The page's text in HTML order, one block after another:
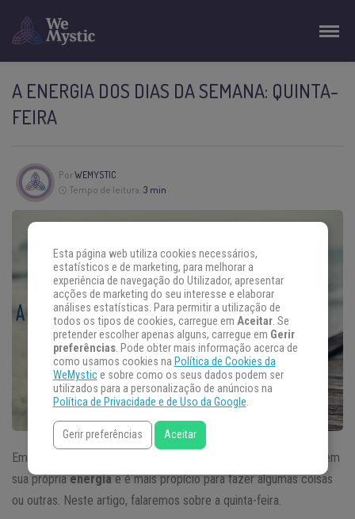
A ENERGIA DOS DIAS DA SEMANA: QUINTA-
FEIRA
PorWEMYSTIC
Tempo de leitura: 3 min
Embora possa parecer uma mentira, todos os dias da semana tem
sua própriaenergiae é mais propício para fazer algumas coisas
ou outras. Neste artigo, falaremos sobre a quinta-feira.
Esta página web utiliza cookies necessários,
estatísticos e de marketing, para melhorar a
experiência de navegação do Utilizador, apresentar
acções de marketing do seu interesse e elaborar
análises estatísticas. Para permitir a utilização de
todos os tipos de cookies, carregue em Aceitar. Se
pretender escolher apenas alguns, carregue em Gerir
preferências. Pode obter mais informação acerca de
como usamos cookies na Política de Cookies da
WeMystice sobre como os seus dados podem ser
utilizados para a personalização de anúncios na
Política de Privacidade e de Uso da Google.
Gerir preferências Aceitar